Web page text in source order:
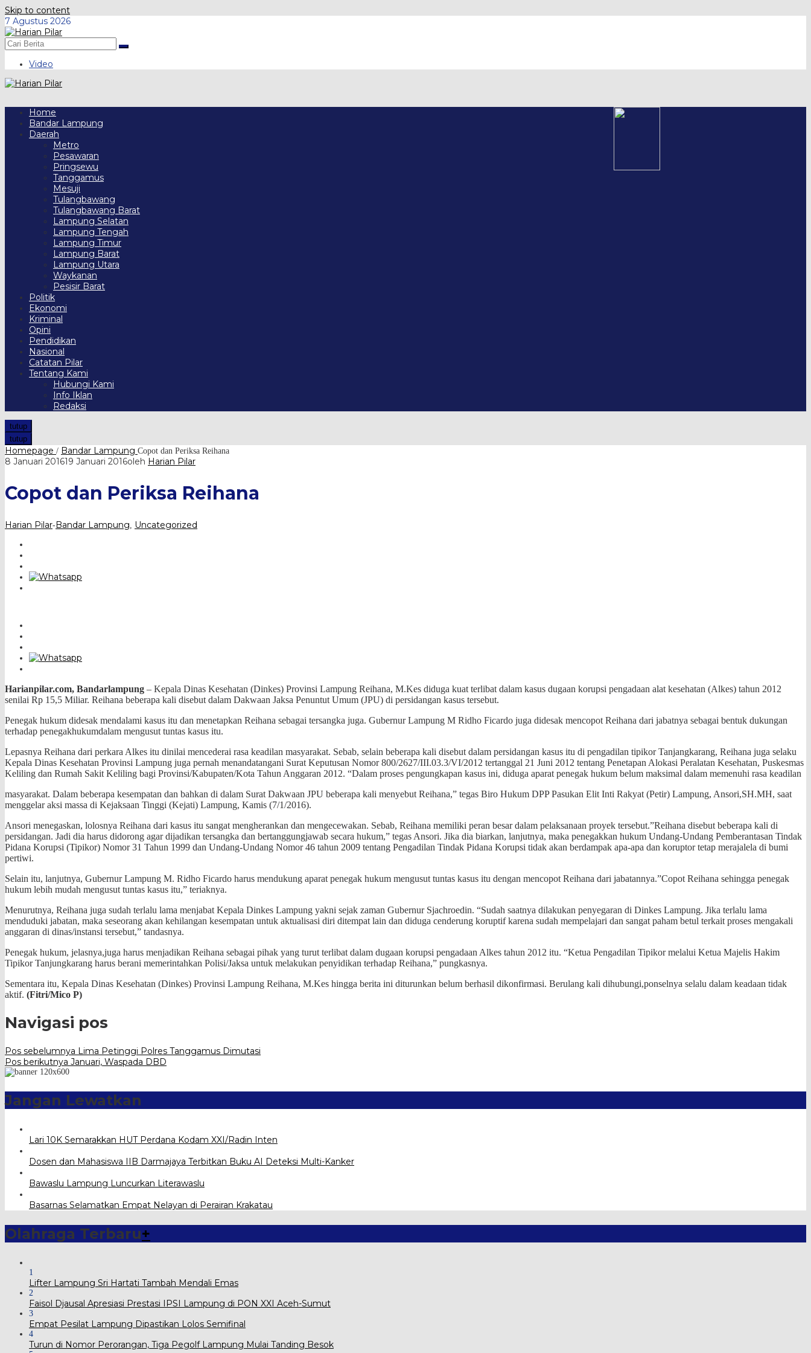
Skip to content
7 Agustus 2026
Video
Home
Bandar Lampung
Daerah
Metro
Pesawaran
Pringsewu
Tanggamus
Mesuji
Tulangbawang
Tulangbawang Barat
Lampung Selatan
Lampung Tengah
Lampung Timur
Lampung Barat
Lampung Utara
Waykanan
Pesisir Barat
Politik
Ekonomi
Kriminal
Opini
Pendidikan
Nasional
Catatan Pilar
Tentang Kami
Hubungi Kami
Info Iklan
Redaksi
tutup
tutup
Homepage / Bandar Lampung Copot dan Periksa Reihana
8 Januari 201619 Januari 2016oleh Harian Pilar
Copot dan Periksa Reihana
Harian Pilar-Bandar Lampung Uncategorized
Harianpilar.com, Bandarlampung – Kepala Dinas Kesehatan (Dinkes) Provinsi Lampung Reihana, M.Kes diduga kuat terlibat dalam kasus dugaan korupsi pengadaan alat kesehatan (Alkes) tahun 2012
senilai Rp 15,5 Miliar. Reihana beberapa kali disebut dalam Dakwaan Jaksa Penuntut Umum (JPU) di persidangan kasus tersebut.
Penegak hukum didesak mendalami kasus itu dan menetapkan Reihana sebagai tersangka juga. Gubernur Lampung M Ridho Ficardo juga didesak mencopot Reihana dari jabatnya sebagai bentuk dukungan
terhadap penegakhukumdalam mengusut tuntas kasus itu.
Lepasnya Reihana dari perkara Alkes itu dinilai mencederai rasa keadilan masyarakat. Sebab, selain beberapa kali disebut dalam persidangan kasus itu di pengadilan tipikor Tanjangkarang, Reihana juga selaku
Kepala Dinas Kesehatan Provinsi Lampung juga pernah menandatangani Surat Keputusan Nomor 800/2627/III.03.3/VI/2012 tertanggal 21 Juni 2012 tentang Penetapan Alokasi Peralatan Kesehatan, Puskesmas
Keliling dan Rumah Sakit Keliling bagi Provinsi/Kabupaten/Kota Tahun Anggaran 2012. “Dalam proses pengungkapan kasus ini, diduga aparat penegak hukum belum maksimal dalam memenuhi rasa keadilan
masyarakat. Dalam beberapa kesempatan dan bahkan di dalam Surat Dakwaan JPU beberapa kali menyebut Reihana,” tegas Biro Hukum DPP Pasukan Elit Inti Rakyat (Petir) Lampung, Ansori,SH.MH, saat
menggelar aksi massa di Kejaksaan Tinggi (Kejati) Lampung, Kamis (7/1/2016).
Ansori menegaskan, lolosnya Reihana dari kasus itu sangat mengherankan dan mengecewakan. Sebab, Reihana memiliki peran besar dalam pelaksanaan proyek tersebut.”Reihana disebut beberapa kali di
persidangan. Jadi dia harus didorong agar dijadikan tersangka dan bertanggungjawab secara hukum,” tegas Ansori. Jika dia biarkan, lanjutnya, maka penegakkan hukum Undang-Undang Pemberantasan Tindak
Pidana Korupsi (Tipikor) Nomor 31 Tahun 1999 dan Undang-Undang Nomor 46 tahun 2009 tentang Pengadilan Tindak Pidana Korupsi tidak akan berdampak apa-apa dan koruptor tetap merajalela di bumi
pertiwi.
Selain itu, lanjutnya, Gubernur Lampung M. Ridho Ficardo harus mendukung aparat penegak hukum mengusut tuntas kasus itu dengan mencopot Reihana dari jabatannya.”Copot Reihana sehingga penegak
hukum lebih mudah mengusut tuntas kasus itu,” teriaknya.
Menurutnya, Reihana juga sudah terlalu lama menjabat Kepala Dinkes Lampung yakni sejak zaman Gubernur Sjachroedin. “Sudah saatnya dilakukan penyegaran di Dinkes Lampung. Jika terlalu lama
menduduki jabatan, maka seseorang akan kehilangan kesempatan untuk aktualisasi diri ditempat lain dan diduga cenderung koruptif karena sudah mempelajari dan sangat paham betul terkait proses mengakali
anggaran di dinas/instansi tersebut,” tandasnya.
Penegak hukum, jelasnya,juga harus menjadikan Reihana sebagai pihak yang turut terlibat dalam dugaan korupsi pengadaan Alkes tahun 2012 itu. “Ketua Pengadilan Tipikor melalui Ketua Majelis Hakim
Tipikor Tanjungkarang harus berani memerintahkan Polisi/Jaksa untuk melakukan penyidikan terhadap Reihana,” pungkasnya.
Sementara itu, Kepala Dinas Kesehatan (Dinkes) Provinsi Lampung Reihana, M.Kes hingga berita ini diturunkan belum berhasil dikonfirmasi. Berulang kali dihubungi,ponselnya selalu dalam keadaan tidak
aktif. (Fitri/Mico P)
Navigasi pos
Pos sebelumnya Lima Petinggi Polres Tanggamus Dimutasi
Pos berikutnya Januari, Waspada DBD
Jangan Lewatkan
Lari 10K Semarakkan HUT Perdana Kodam XXI/Radin Inten
Dosen dan Mahasiswa IIB Darmajaya Terbitkan Buku AI Deteksi Multi-Kanker
Bawaslu Lampung Luncurkan Literawaslu
Basarnas Selamatkan Empat Nelayan di Perairan Krakatau
Olahraga Terbaru+
1
Lifter Lampung Sri Hartati Tambah Mendali Emas
2
Faisol Djausal Apresiasi Prestasi IPSI Lampung di PON XXI Aceh-Sumut
3
Empat Pesilat Lampung Dipastikan Lolos Semifinal
4
Turun di Nomor Perorangan, Tiga Pegolf Lampung Mulai Tanding Besok